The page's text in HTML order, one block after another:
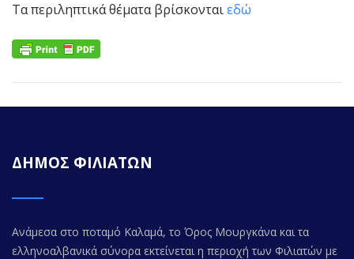
Τα περιληπτικά θέματα βρίσκονταιεδώ
ΔΗΜΟΣ ΦΙΛΙΑΤΩΝ
Ανάμεσα στο ποταμό Καλαμά, το Όρος Μουργκάνα και τα
ελληνοαλβανικά σύνορα εκτείνεται η περιοχή των Φιλιατών με